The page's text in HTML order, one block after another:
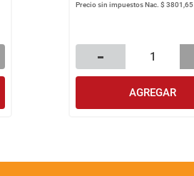
Precio sin impuestos Nac.$ 3801,65
AGREGAR